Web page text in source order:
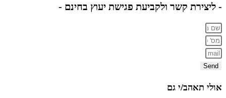
- ליצירת קשר ולקביעת פגישת יעוץ בחינם -
Send
אולי תאהב/י גם